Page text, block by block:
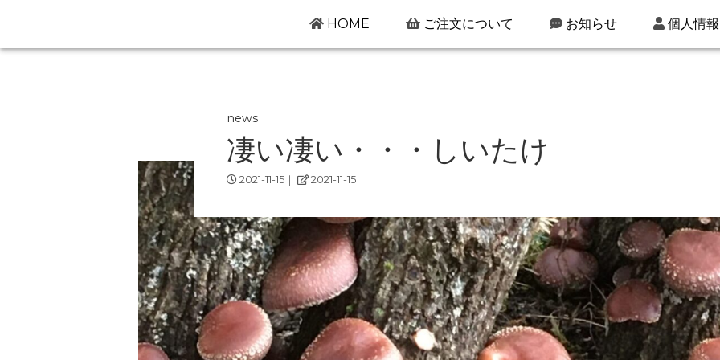
HOME ご注文について お知らせ 個人情
news
凄い凄い・・・しいたけ
2021-11-15 ｜ 2021-11-15